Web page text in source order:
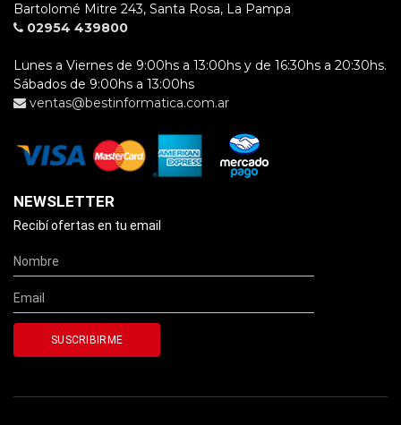
Bartolomé Mitre 243, Santa Rosa, La Pampa
02954 439800
Lunes a Viernes de 9:00hs a 13:00hs y de 16:30hs a 20:30hs.
Sábados de 9:00hs a 13:00hs
ventas@bestinformatica.com.ar
NEWSLETTER
Recibí ofertas en tu email